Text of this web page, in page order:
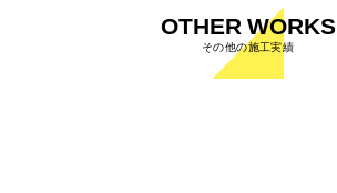
OTHER WORKS